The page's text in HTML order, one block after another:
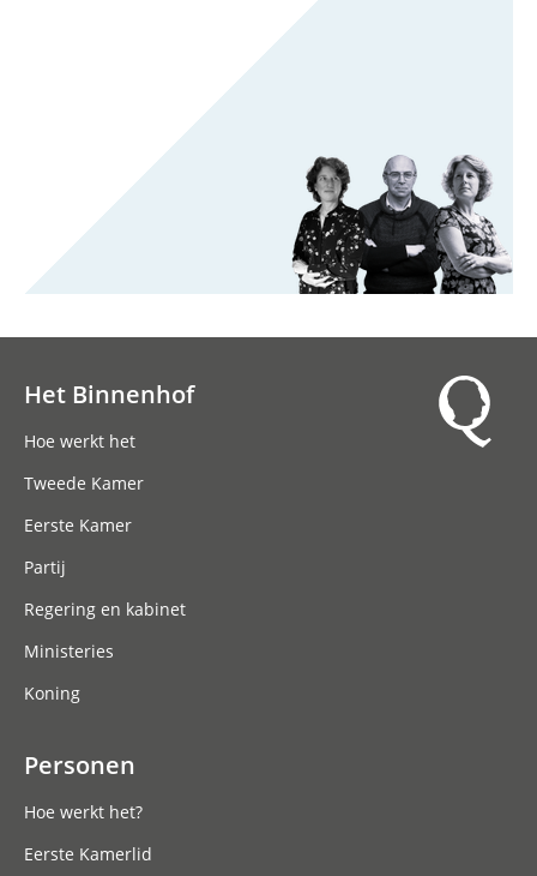
Het Binnenhof
Hoe werkt het
Tweede Kamer
Eerste Kamer
Partij
Regering en kabinet
Ministeries
Koning
Personen
Hoe werkt het?
Eerste Kamerlid